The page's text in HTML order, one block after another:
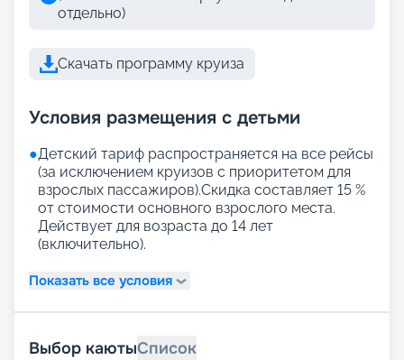
отдельно)
Скачать программу круиза
Условия размещения с детьми
●Детский тариф распространяется на все рейсы
(за исключением круизов с приоритетом для
взрослых пассажиров).Скидка составляет 15 %
от стоимости основного взрослого места.
Действует для возраста до 14 лет
(включительно).
Показать все условия
Выбор каютыСписок